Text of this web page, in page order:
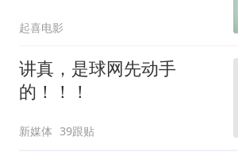
起喜电影
讲真，是球网先动手
的！！！
新媒体 39跟贴